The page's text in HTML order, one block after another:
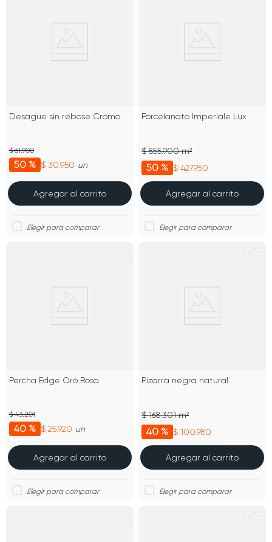
Desague sin rebose Cromo
50 % $ 30.950
$ 61.900
un
Agregar al carrito
Porcelanato Imperiale Lux
50 % $ 427.950
$ 855.900 m²
Agregar al carrito
Percha Edge Oro Rosa
40 % $ 25.920
$ 43.201
un
Agregar al carrito
Pizarra negra natural
40 % $ 100.980
$ 168.301 m²
Agregar al carrito